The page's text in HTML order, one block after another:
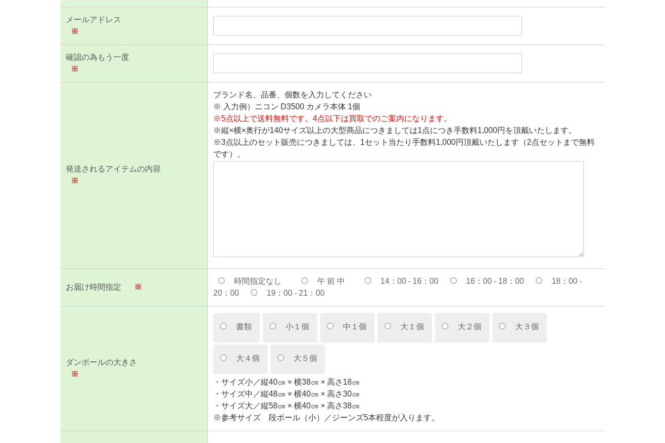
メールアドレス
※
確認の為もう一度
※
発送されるアイテムの内容
※
ブランド名、品番、個数を入力してください
※ 入力例）ニコン D3500 カメラ本体 1個
※5点以上で送料無料です。4点以下は買取でのご案内になります。
※縦×横×奥行が140サイズ以上の大型商品につきましては1点につき手数料1,000円を頂戴いたします。
※3点以上のセット販売につきましては、1セット当たり手数料1,000円頂戴いたします（2点セットまで無料
です）。
お届け時間指定 ※
時間指定なし 午 前 中 14：00 - 16：00 16：00 - 18：00
18：00 -
20：00
19：00 - 21：00
ダンボールの大きさ
※
書類 小１個 中１個 大１個 大２個 大３個
大４個 大５個
・サイズ小／縦40㎝ × 横38㎝ × 高さ18㎝
・サイズ中／縦48㎝ × 横40㎝ × 高さ30㎝
・サイズ大／縦58㎝ × 横40㎝ × 高さ38㎝
※参考サイズ 段ボール（小）／ジーンズ5本程度が入ります。